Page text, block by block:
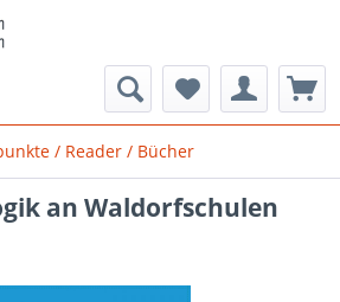
/ Reader / Bücher
an Waldorfschulen